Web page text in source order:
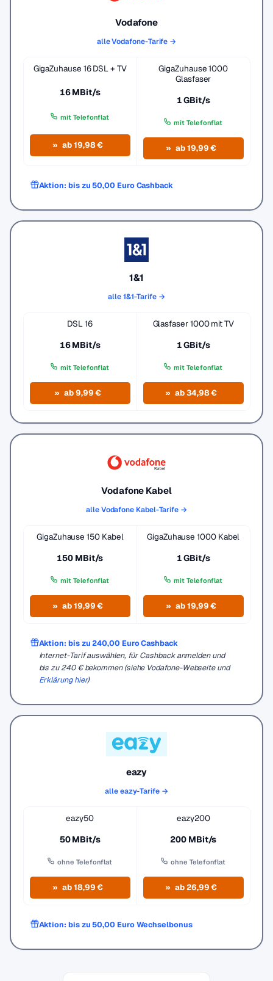
Vodafone
alle Vodafone-Tarife →
GigaZuhause 16 DSL + TV
16 MBit/s
mit Telefonflat
ab 19,98 €
GigaZuhause 1000
Glasfaser
1 GBit/s
mit Telefonflat
ab 19,99 €
Aktion: bis zu 50,00 Euro Cashback
1&1
alle 1&1-Tarife →
DSL 16
16 MBit/s
mit Telefonflat
ab 9,99 €
Glasfaser 1000 mit TV
1 GBit/s
mit Telefonflat
ab 34,98 €
Vodafone Kabel
alle Vodafone Kabel-Tarife →
GigaZuhause 150 Kabel
150 MBit/s
mit Telefonflat
ab 19,99 €
GigaZuhause 1000 Kabel
1 GBit/s
mit Telefonflat
ab 19,99 €
Aktion: bis zu 240,00 Euro Cashback
Internet-Tarif auswählen, für Cashback anmelden und
bis zu 240 € bekommen (siehe Vodafone-Webseite und
Erklärung hier)
eazy
alle eazy-Tarife →
eazy50
50 MBit/s
ohne Telefonflat
ab 18,99 €
eazy200
200 MBit/s
ohne Telefonflat
ab 26,99 €
Aktion: bis zu 50,00 Euro Wechselbonus